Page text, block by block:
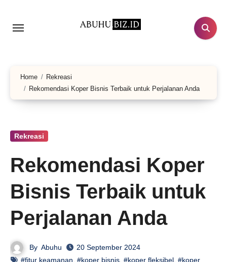
Home
Rekreasi
Rekomendasi Koper Bisnis Terbaik untuk Perjalanan Anda
Rekreasi
Rekomendasi Koper
Bisnis Terbaik untuk
Perjalanan Anda
By Abuhu
20 September 2024
#fitur keamanan, #koper bisnis, #koper fleksibel, #koper